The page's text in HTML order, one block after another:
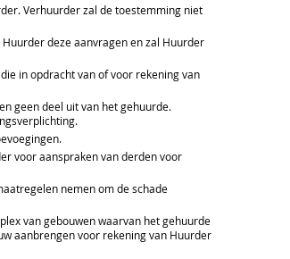
Verhuurder zal de toestemming niet
deze aanvragen en zal Huurder
in opdracht van of voor rekening van
geen deel uit van het gehuurde.
voor aanspraken van derden voor
nemen om de schade
van gebouwen waarvan het gehuurde
aanbrengen voor rekening van Huurder